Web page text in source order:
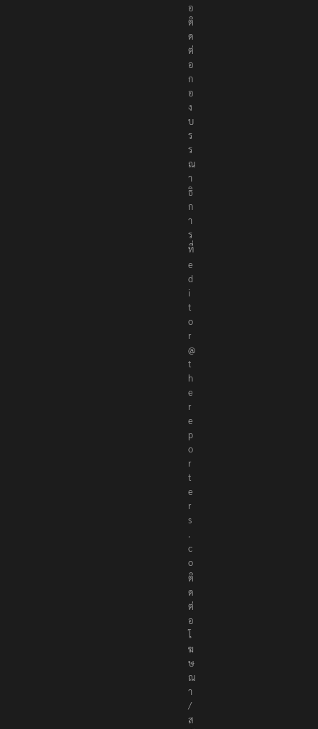
รื
อ
ติ
ด
ต่
อ
ก
อ
ง
บ
ร
ร
ณ
า
ธิ
ก
า
ร
ที่
e
d
i
t
o
r
@
t
h
e
r
e
p
o
r
t
e
r
s
.
c
o
ติ
ด
ต่
อ
โ
ฆ
ษ
ณ
า
/